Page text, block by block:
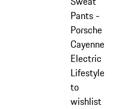
Pants -
Porsche
Cayenne
Electric
Lifestyle
to
wishlist